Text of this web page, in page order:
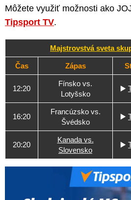
Môžete využiť možnosti ako
Tipsport TV.
Majstrovstvá sveta
Čas Zápas
12:20
Fínsko vs.
Lotyšsko
▶️
16:20
Francúzsko vs.
Švédsko
▶️
20:20
Kanada vs.
Slovensko
▶️